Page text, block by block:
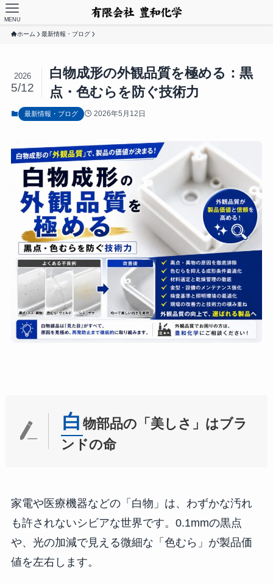
MENU
ホーム 最新情報・ブログ
白物成形の外観品質を極める：黒
点・色むらを防ぐ技術力
2026
5/12
最新情報・ブログ 2026年5月12日
白 物部品の「美しさ」はブラ
ンドの命
家電や医療機器などの「白物」は、わずかな汚れ
も許されないシビアな世界です。0.1mmの黒点
や、光の加減で見える微細な「色むら」が製品価
値を左右します。